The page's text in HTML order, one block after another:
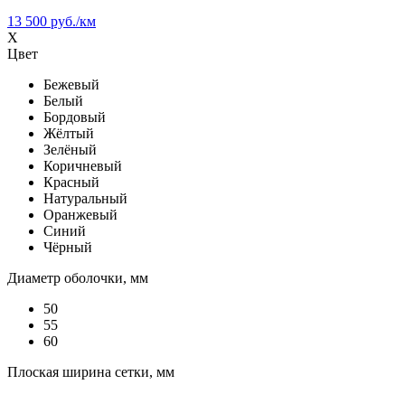
13 500 руб./км
X
Цвет
Бежевый
Белый
Бордовый
Жёлтый
Зелёный
Коричневый
Красный
Натуральный
Оранжевый
Синий
Чёрный
Диаметр оболочки, мм
50
55
60
Плоская ширина сетки, мм